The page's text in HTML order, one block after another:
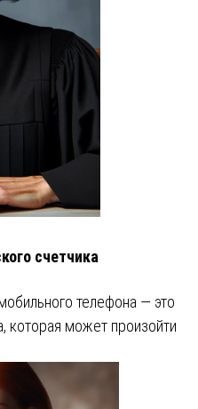
счетчика
телефона — это
которая может произойти